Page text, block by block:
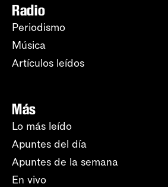
Radio
Periodismo
Música
Artículos leídos
Más
Lo más leído
Apuntes del día
Apuntes de la semana
En vivo